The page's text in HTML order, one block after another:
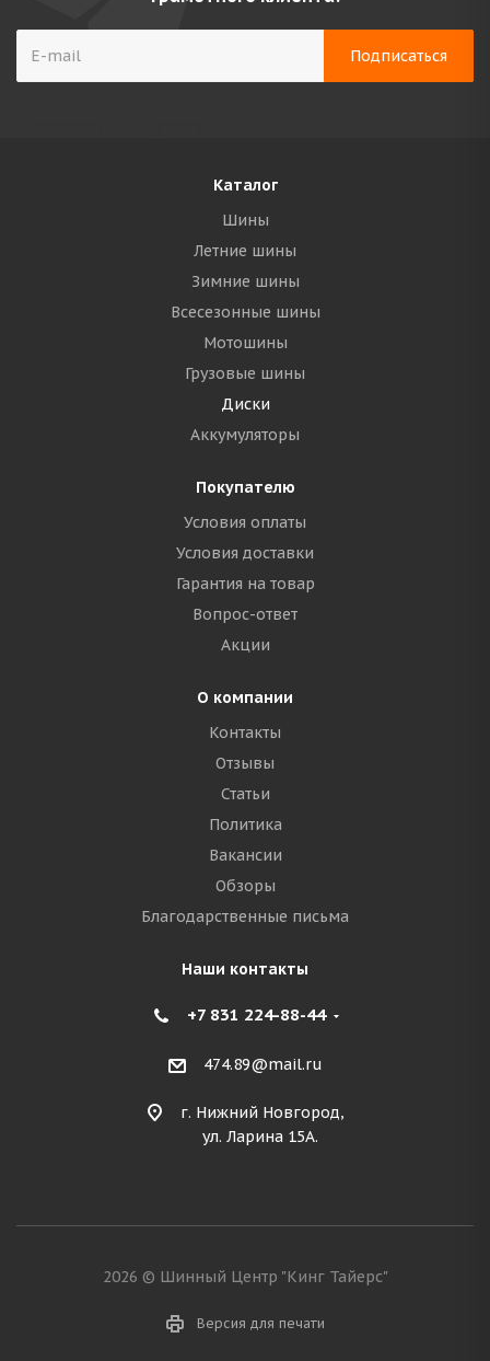
Каталог
Шины
Летние шины
Зимние шины
Всесезонные шины
Мотошины
Грузовые шины
Диски
Аккумуляторы
Покупателю
Условия оплаты
Условия доставки
Гарантия на товар
Вопрос-ответ
Акции
О компании
Контакты
Отзывы
Статьи
Политика
Вакансии
Обзоры
Благодарственные письма
Наши контакты
+7 831 224-88-44
474.89@mail.ru
г. Нижний Новгород,
ул. Ларина 15А.
2026 © Шинный Центр "Кинг Тайерс"
Версия для печати